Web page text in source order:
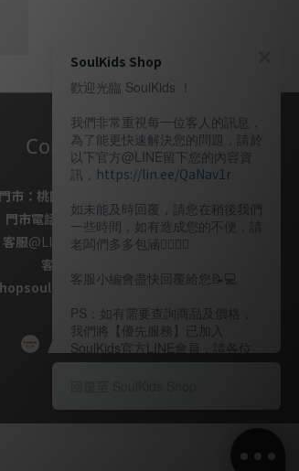
Contact Us
市： 桃園市桃園區復興路69號
門市電話
03-337-1777
客服@LINE ：＠soulkids
客服信箱✉ /
SoulKids Shop
歡迎光臨 SoulKids ！
我們非常重視每一位客人的訊息，
為了能更快速解決您的問題，請於
以下官方@LINE留下您的內容資
訊， https://lin.ee/QaNav1r
如未能及時回覆，請您在稍後我們
一些時間，如有造成您的不便，請
老闆們多多包涵🙇🏽‍🙇‍♀️
客服小編會盡快回覆給您📝💻️
PS：如有需要查詢商品及價格，
我們將【優先服務】已加入
SoulKids官方LINE會員，請各位
老闆多多諒解。